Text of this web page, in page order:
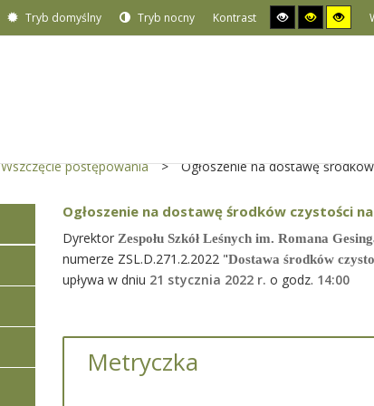
Tryb domyślny Tryb nocny Kontrast
Wszczęcie postępowania > Ogłoszenie na dostawę
Ogłoszenie na dostawę środków czystości
Dyrektor Zespołu Szkół Leśnych im. Romana
numerze ZSL.D.271.2.2022 "Dostawa środków
upływa w dniu 21 stycznia 2022 r. o godz. 14:00
Metryczka